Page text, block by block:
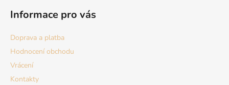
Informace pro vás
Doprava a platba
Hodnocení obchodu
Vrácení
Kontakty